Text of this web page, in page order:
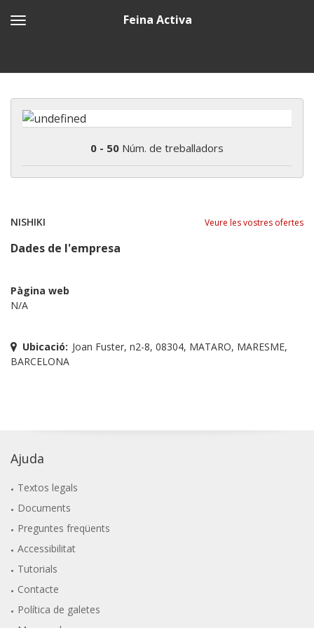
Feina Activa
0 - 50 Núm. de treballadors
NISHIKI Veure les vostres ofertes
Dades de l'empresa
Pàgina web
N/A
Ubicació: Joan Fuster, n2-8, 08304, MATARO, MARESME,
BARCELONA
Ajuda
Textos legals
Documents
Preguntes freqüents
Accessibilitat
Tutorials
Contacte
Política de galetes